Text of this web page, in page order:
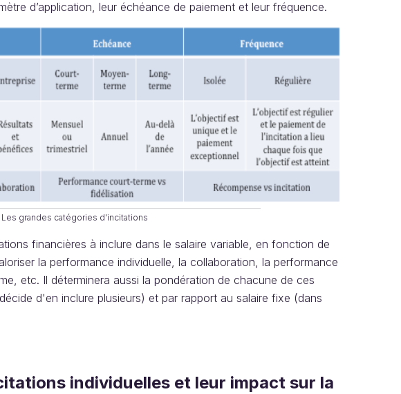
d’application, leur échéance de paiement et leur fréquence.
Les grandes catégories d'incitations
financières à inclure dans le salaire variable, en fonction de
la performance individuelle, la collaboration, la performance
etc. Il déterminera aussi la pondération de chacune de ces
d'en inclure plusieurs) et par rapport au salaire fixe (dans
individuelles et leur impact sur la